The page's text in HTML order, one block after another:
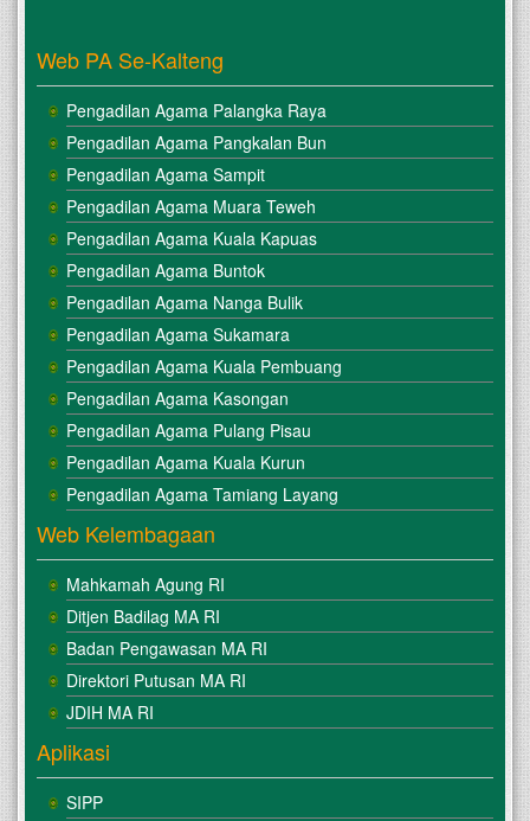
Web PA Se-Kalteng
Pengadilan Agama Palangka Raya
Pengadilan Agama Pangkalan Bun
Pengadilan Agama Sampit
Pengadilan Agama Muara Teweh
Pengadilan Agama Kuala Kapuas
Pengadilan Agama Buntok
Pengadilan Agama Nanga Bulik
Pengadilan Agama Sukamara
Pengadilan Agama Kuala Pembuang
Pengadilan Agama Kasongan
Pengadilan Agama Pulang Pisau
Pengadilan Agama Kuala Kurun
Pengadilan Agama Tamiang Layang
Web Kelembagaan
Mahkamah Agung RI
Ditjen Badilag MA RI
Badan Pengawasan MA RI
Direktori Putusan MA RI
JDIH MA RI
Aplikasi
SIPP